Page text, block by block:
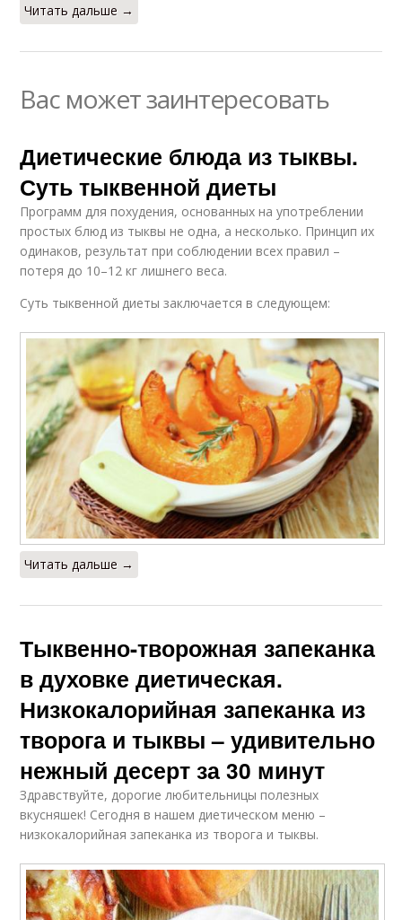
Читать дальше →
Вас может заинтересовать
Диетические блюда из тыквы.
Суть тыквенной диеты
Программ для похудения, основанных на употреблении
простых блюд из тыквы не одна, а несколько. Принцип их
одинаков, результат при соблюдении всех правил –
потеря до 10–12 кг лишнего веса.
Суть тыквенной диеты заключается в следующем:
Читать дальше →
Тыквенно-творожная запеканка
в духовке диетическая.
Низкокалорийная запеканка из
творога и тыквы – удивительно
нежный десерт за 30 минут
Здравствуйте, дорогие любительницы полезных
вкусняшек! Сегодня в нашем диетическом меню –
низкокалорийная запеканка из творога и тыквы.